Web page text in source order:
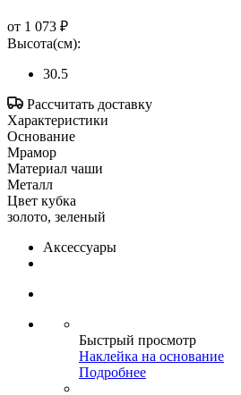
от 1 073 ₽
Высота(см):
30.5
Рассчитать доставку
Характеристики
Основание
Мрамор
Материал чаши
Металл
Цвет кубка
золото, зеленый
Аксессуары
Быстрый просмотр
Наклейка на основание
Подробнее